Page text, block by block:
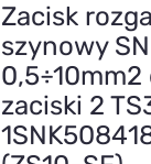
Zacisk
szynowy
0,5÷10mm2
zaciski 2